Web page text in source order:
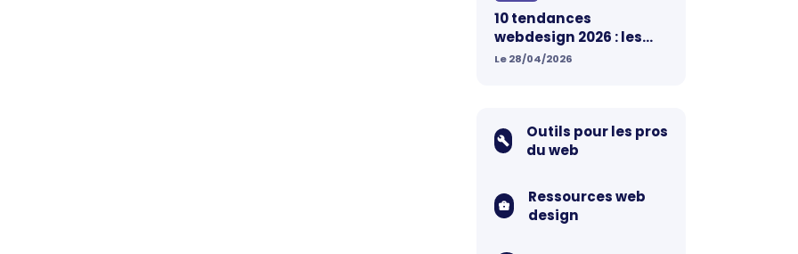
10 tendances
webdesign 2026 : les
nouvelles règles qui
Le 28/04/2026
Outils pour les pros
du web
Ressources web
design